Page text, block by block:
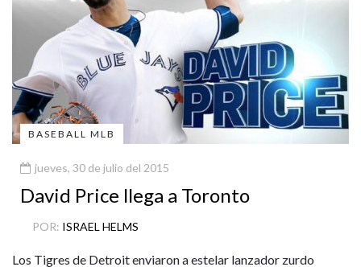
BASEBALL MLB
jueves, 30 de julio del 2015
David Price llega a Toronto
POR: ISRAEL HELMS
Los Tigres de Detroit enviaron a estelar lanzador zurdo